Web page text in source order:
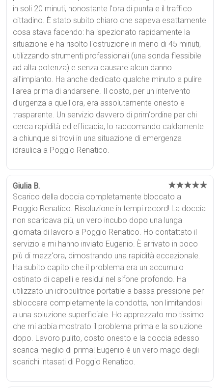
in soli 20 minuti, nonostante l'ora di punta e il traffico
cittadino. È stato subito chiaro che sapeva esattamente
cosa stava facendo: ha ispezionato rapidamente la
situazione e ha risolto l'ostruzione in meno di 45 minuti,
utilizzando strumenti professionali (una sonda flessibile
ad alta potenza) e senza causare alcun danno
all'impianto. Ha anche dedicato qualche minuto a pulire
l'area prima di andarsene. Il costo, per un intervento
d'urgenza a quell'ora, era assolutamente onesto e
trasparente. Un servizio davvero di prim'ordine per chi
cerca rapidità ed efficacia, lo raccomando caldamente
a chiunque si trovi in una situazione di emergenza
idraulica a Poggio Renatico.
Giulia B. ★★★★★
Scarico della doccia completamente bloccato a
Poggio Renatico. Risoluzione in tempi record! La doccia
non scaricava più, un vero incubo dopo una lunga
giornata di lavoro a Poggio Renatico. Ho contattato il
servizio e mi hanno inviato Eugenio. È arrivato in poco
più di mezz'ora, dimostrando una rapidità eccezionale.
Ha subito capito che il problema era un accumulo
ostinato di capelli e residui nel sifone profondo. Ha
utilizzato un idropulitrice portatile a bassa pressione per
sbloccare completamente la condotta, non limitandosi
a una soluzione superficiale. Ho apprezzato moltissimo
che mi abbia mostrato il problema prima e la soluzione
dopo. Lavoro pulito, costo onesto e la doccia adesso
scarica meglio di prima! Eugenio è un vero mago degli
scarichi intasati di Poggio Renatico.